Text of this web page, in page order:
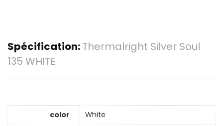
Spécification:Thermalright Silver Soul
135 WHITE
color
White